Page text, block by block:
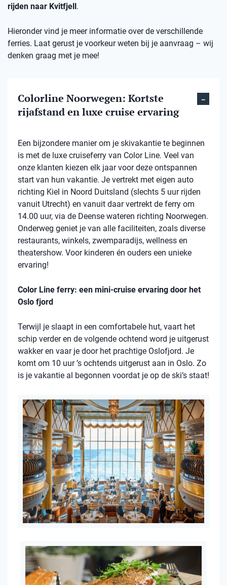
rijden naar Kvitfjell.
Hieronder vind je meer informatie over de verschillende
ferries. Laat gerust je voorkeur weten bij je aanvraag – wij
denken graag met je mee!
Colorline Noorwegen: Kortste
rijafstand en luxe cruise ervaring
Een bijzondere manier om je skivakantie te beginnen
is met de luxe cruiseferry van Color Line. Veel van
onze klanten kiezen elk jaar voor deze ontspannen
start van hun vakantie. Je vertrekt met eigen auto
richting Kiel in Noord Duitsland (slechts 5 uur rijden
vanuit Utrecht) en vanuit daar vertrekt de ferry om
14.00 uur, via de Deense wateren richting Noorwegen.
Onderweg geniet je van alle faciliteiten, zoals diverse
restaurants, winkels, zwemparadijs, wellness en
theatershow. Voor kinderen én ouders een unieke
ervaring!
Color Line ferry: een mini-cruise ervaring door het
Oslo fjord
Terwijl je slaapt in een comfortabele hut, vaart het
schip verder en de volgende ochtend word je uitgerust
wakker en vaar je door het prachtige Oslofjord. Je
komt om 10 uur ’s ochtends uitgerust aan in Oslo. Zo
is je vakantie al begonnen voordat je op de ski’s staat!